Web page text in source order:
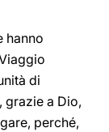
hanno
di
grazie a Dio,
perché,